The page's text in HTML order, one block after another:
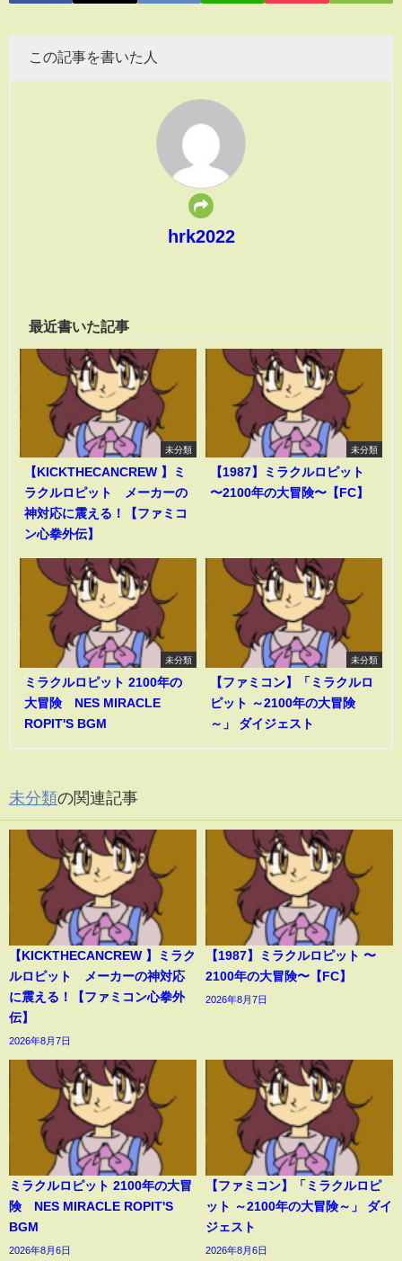
この記事を書いた人
hrk2022
最近書いた記事
未分類
【KICKTHECANCREW 】ミ
ラクルロピット メーカーの
神対応に震える！【ファミコ
ン心拳外伝】
未分類
【1987】ミラクルロピット
〜2100年の大冒険〜【FC】
未分類
ミラクルロピット 2100年の
大冒険 NES MIRACLE
ROPIT'S BGM
未分類
【ファミコン】「ミラクルロ
ピット ～2100年の大冒険
～」 ダイジェスト
未分類の関連記事
【KICKTHECANCREW 】ミラク
ルロピット メーカーの神対応
に震える！【ファミコン心拳外
伝】
2026年8月7日
【1987】ミラクルロピット 〜
2100年の大冒険〜【FC】
2026年8月7日
ミラクルロピット 2100年の大冒
険 NES MIRACLE ROPIT'S
BGM
2026年8月6日
【ファミコン】「ミラクルロピ
ット ～2100年の大冒険～」 ダイ
ジェスト
2026年8月6日